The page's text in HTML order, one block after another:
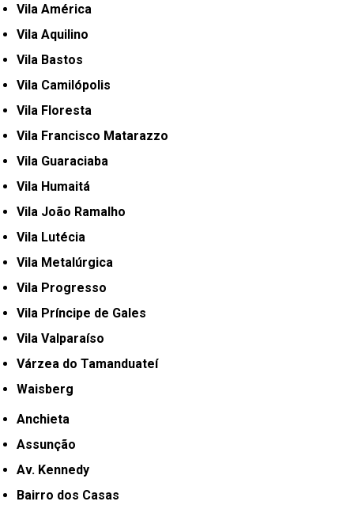
Vila América
Vila Aquilino
Vila Bastos
Vila Camilópolis
Vila Floresta
Vila Francisco Matarazzo
Vila Guaraciaba
Vila Humaitá
Vila João Ramalho
Vila Lutécia
Vila Metalúrgica
Vila Progresso
Vila Príncipe de Gales
Vila Valparaíso
Várzea do Tamanduateí
Waisberg
Anchieta
Assunção
Av. Kennedy
Bairro dos Casas